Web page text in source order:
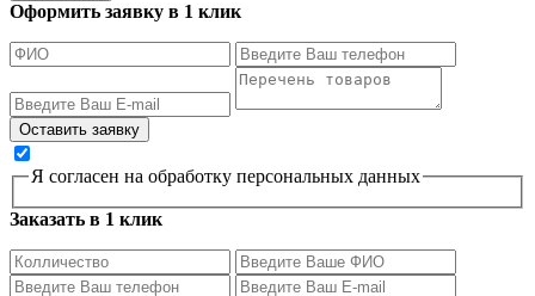
Оформить заявку в 1 клик
Я согласен на обработку персональных данных
Заказать в 1 клик